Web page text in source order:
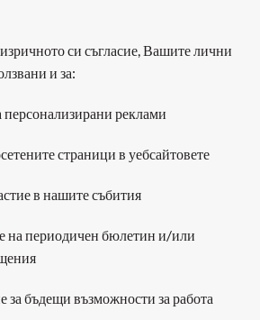
дали изричното си съгласие, Вашите лични
и за:
на персонализирани реклами
посетените страници в уебсайтовете
участие в нашите събития
на периодичен бюлетин и/или
за бъдещи възможности за работа